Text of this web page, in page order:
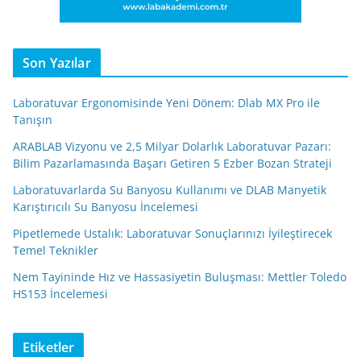
Son Yazılar
Laboratuvar Ergonomisinde Yeni Dönem: Dlab MX Pro ile
Tanışın
ARABLAB Vizyonu ve 2,5 Milyar Dolarlık Laboratuvar Pazarı:
Bilim Pazarlamasında Başarı Getiren 5 Ezber Bozan Strateji
Laboratuvarlarda Su Banyosu Kullanımı ve DLAB Manyetik
Karıştırıcılı Su Banyosu İncelemesi
Pipetlemede Ustalık: Laboratuvar Sonuçlarınızı İyileştirecek
Temel Teknikler
Nem Tayininde Hız ve Hassasiyetin Buluşması: Mettler Toledo
HS153 İncelemesi
Etiketler